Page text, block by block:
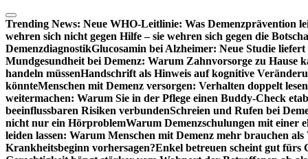
Zum
Inhalt
springen
Trending News: Neue WHO-Leitlinie: Was Demenzprävention
wehren sich nicht gegen Hilfe – sie wehren sich gegen die
DemenzdiagnostikGlucosamin bei Alzheimer: Neue Studie
Mundgesundheit bei Demenz: Warum Zahnvorsorge zu Hause
handeln müssenHandschrift als Hinweis auf kognitive
könnteMenschen mit Demenz versorgen: Verhalten doppelt lesen
weitermachen: Warum Sie in der Pflege einen Buddy-Check
beeinflussbaren Risiken verbundenSchreien und Rufen bei
nicht nur ein HörproblemWarum Demenzschulungen mit einer
leiden lassen: Warum Menschen mit Demenz mehr brauchen als
Krankheitsbeginn vorhersagen?Enkel betreuen scheint gut fürs